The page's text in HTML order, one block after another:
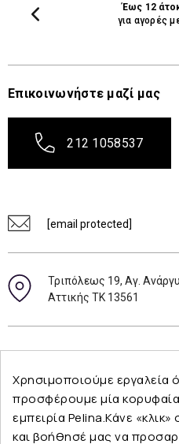
Έως 12
για αγορές
Επικοινωνήστε μαζί μας
212 1058537
[email protected]
Τριπόλεως 19, Αγ.
Αττικής ΤΚ 13561
Εταιρεία
Χρησιμοποιούμε εργαλεία
προσφέρουμε μία
εμπειρία Pelina.Κάνε «κλικ»
και βοήθησέ μας να